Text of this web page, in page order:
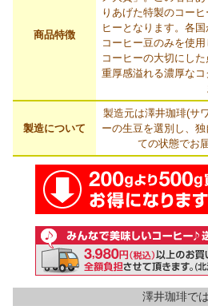
商品特徴
りあげた特製のコー
ヒーとなります。各
コーヒー豆のみを使
コーヒーの大切にし
重厚感溢れる濃厚な
製造について
製造元は澤井珈琲(サ
ーの生豆を選別し、
ての状態でお
澤井珈琲で